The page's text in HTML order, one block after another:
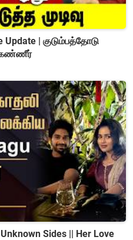
Update | குடும்பத்தோடு
கண்ணீர்
Sides || Her Love